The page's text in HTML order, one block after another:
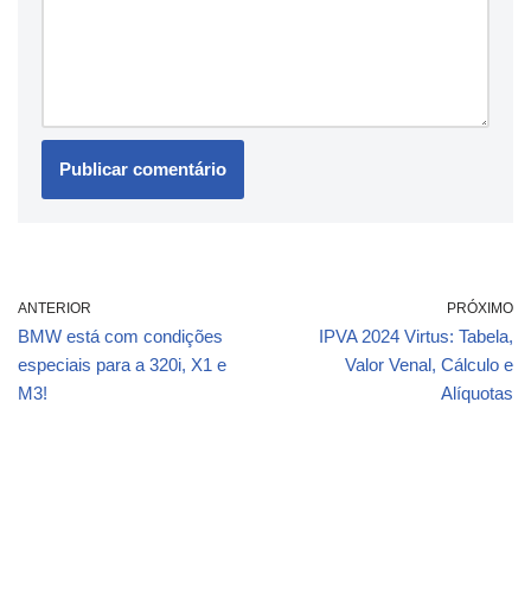
ANTERIOR
BMW está com condições
especiais para a 320i, X1 e
M3!
PRÓXIMO
IPVA 2024 Virtus: Tabela,
Valor Venal, Cálculo e
Alíquotas